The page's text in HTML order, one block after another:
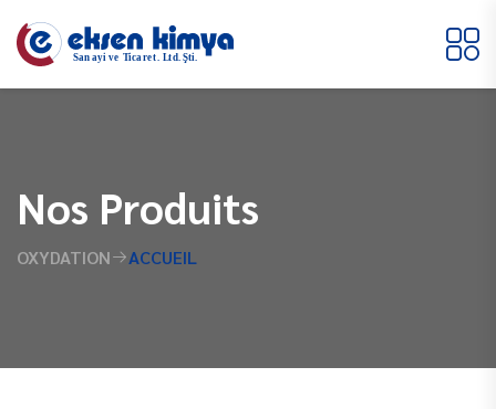
Nos Produits
OXYDATION ACCUEIL